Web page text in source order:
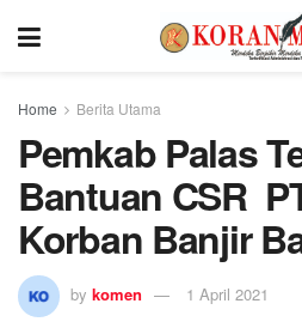
Home Berita Utama
Pemkab Palas
Bantuan CSR
Korban Banjir
by komen 1 April 2021